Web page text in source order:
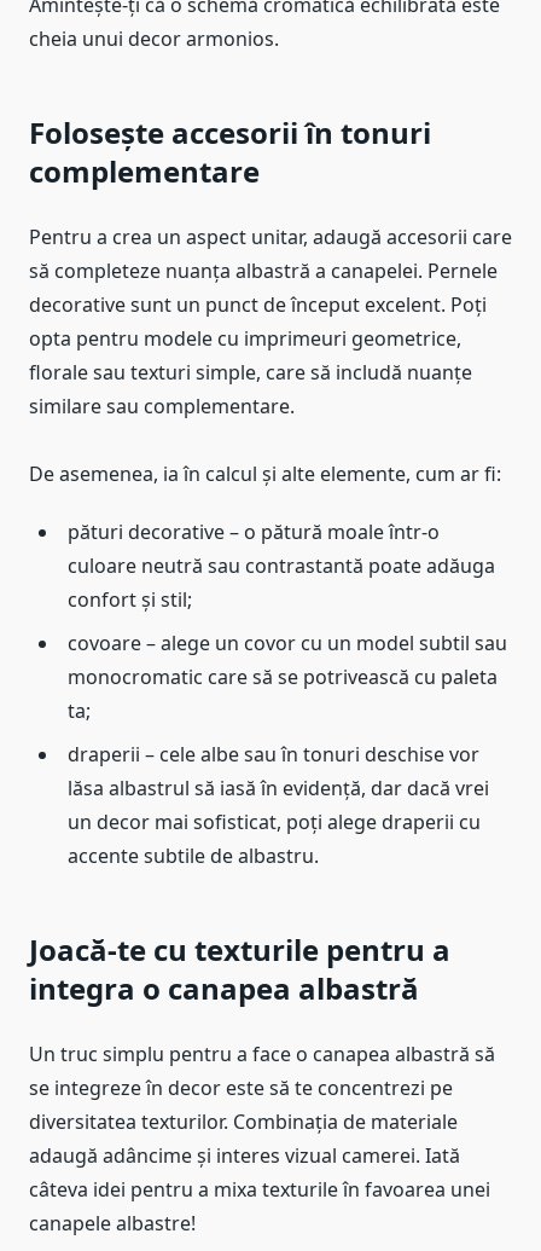
cheia unui decor armonios.
Folosește accesorii în tonuri
complementare
Pentru a crea un aspect unitar, adaugă accesorii care
să completeze nuanța albastră a canapelei. Pernele
decorative sunt un punct de început excelent. Poți
opta pentru modele cu imprimeuri geometrice,
florale sau texturi simple, care să includă nuanțe
similare sau complementare.
De asemenea, ia în calcul și alte elemente, cum ar fi:
pături decorative – o pătură moale într-o
culoare neutră sau contrastantă poate adăuga
confort și stil;
covoare – alege un covor cu un model subtil sau
monocromatic care să se potrivească cu paleta
ta;
draperii – cele albe sau în tonuri deschise vor
lăsa albastrul să iasă în evidență, dar dacă vrei
un decor mai sofisticat, poți alege draperii cu
accente subtile de albastru.
Joacă-te cu texturile pentru a
integra o canapea albastră
Un truc simplu pentru a face o canapea albastră să
se integreze în decor este să te concentrezi pe
diversitatea texturilor. Combinația de materiale
adaugă adâncime și interes vizual camerei. Iată
câteva idei pentru a mixa texturile în favoarea unei
canapele albastre!